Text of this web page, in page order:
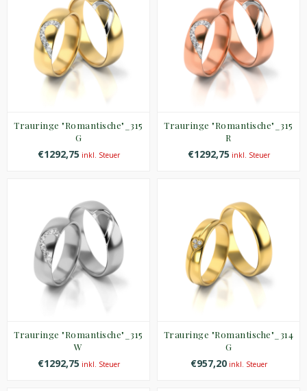
Trauringe "Romantische"_315
G
€1292,75 inkl. Steuer
Trauringe "Romantische"_315
R
€1292,75 inkl. Steuer
Trauringe "Romantische"_315
W
€1292,75 inkl. Steuer
Trauringe "Romantische"_314
G
€957,20inkl. Steuer